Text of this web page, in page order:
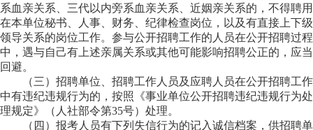
系血亲关系、三代以内旁系血亲关系、近姻亲关系的，不得聘用
在本单位秘书、人事、财务、纪律检查岗位，以及有直接上下级
领导关系的岗位工作。参与公开招聘工作的人员在公开招聘过程
中，遇与自己有上述亲属关系或其他可能影响招聘公正的，应当
回避。
（三）招聘单位、招聘工作人员及应聘人员在公开招聘工作
中有违纪违规行为的，按照《事业单位公开招聘违纪违规行为处
理规定》（人社部令第35号）处理。
（四）报考人员有下列失信行为的记入诚信档案，供招聘单